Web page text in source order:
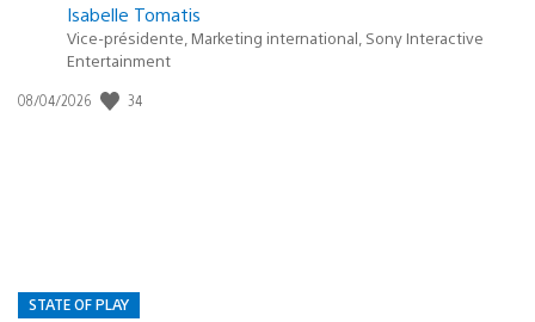
Isabelle Tomatis
Vice-présidente, Marketing international, Sony Interactive
Entertainment
Date
08/04/2026 34
STATE OF PLAY